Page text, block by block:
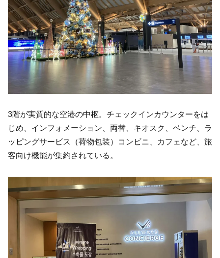
3階が実質的な空港の中枢。チェックインカウンターをは
じめ、インフォメーション、両替、キオスク、ベンチ、ラ
ッピングサービス（荷物包装）コンビニ、カフェなど、旅
客向け機能が集約されている。